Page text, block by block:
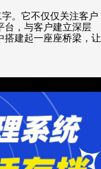
。它不仅仅关注客户
台，与客户建立深层
搭建起一座座桥梁，让